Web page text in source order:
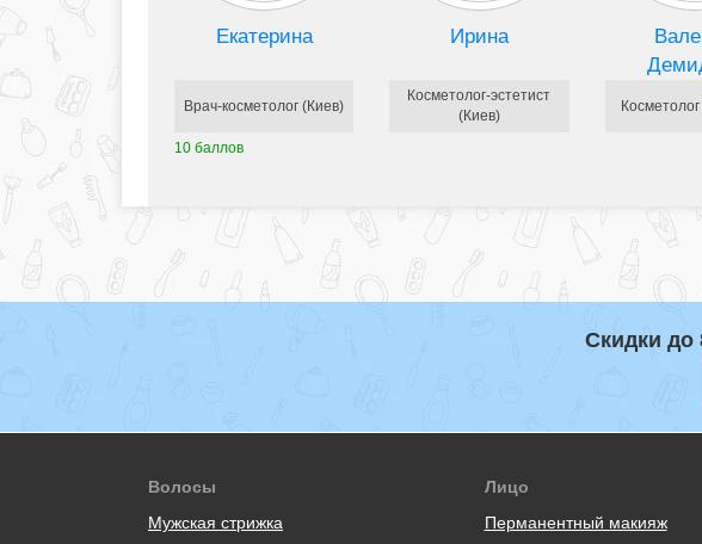
Екатерина
Врач-косметолог (Киев)
10 баллов
Ирина
Косметолог-эстетист
(Киев)
Скидки до
Волосы
Мужская стрижка
Лицо
Перманентный макияж